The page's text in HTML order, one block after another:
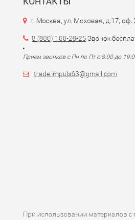
г. Москва, ул. Моховая, д.17, оф.
8 (800) 100-28-25 Звонок
Прием звонков с Пн по Пт с 8:00 до
trade.impuls63@gmail.com
При использовании материалов с